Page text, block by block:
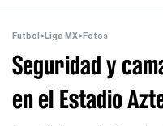
Futbol >Liga MX>Fotos
Seguridad y
en el Estadio